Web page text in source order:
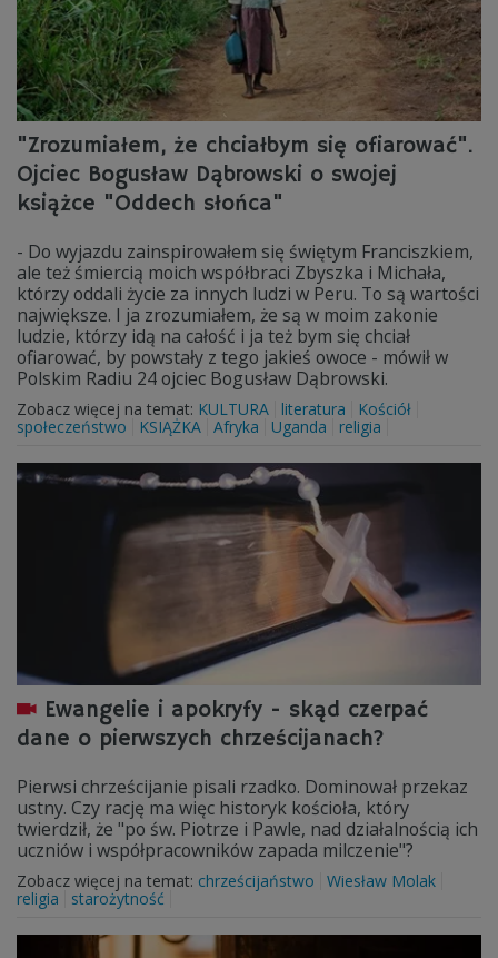
"Zrozumiałem, że chciałbym się ofiarować".
Ojciec Bogusław Dąbrowski o swojej
książce "Oddech słońca"
- Do wyjazdu zainspirowałem się świętym Franciszkiem,
ale też śmiercią moich współbraci Zbyszka i Michała,
którzy oddali życie za innych ludzi w Peru. To są wartości
największe. I ja zrozumiałem, że są w moim zakonie
ludzie, którzy idą na całość i ja też bym się chciał
ofiarować, by powstały z tego jakieś owoce - mówił w
Polskim Radiu 24 ojciec Bogusław Dąbrowski.
Zobacz więcej na temat: KULTURA literatura
Kościół
społeczeństwo
KSIĄŻKA Afryka Uganda religia
Ewangelie i apokryfy - skąd czerpać
dane o pierwszych chrześcijanach?
Pierwsi chrześcijanie pisali rzadko. Dominował przekaz
ustny. Czy rację ma więc historyk kościoła, który
twierdził, że "po św. Piotrze i Pawle, nad działalnością ich
uczniów i współpracowników zapada milczenie"?
Zobacz więcej na temat: chrześcijaństwo
Wiesław Molak
religia
starożytność